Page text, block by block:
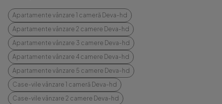
Apartamente vânzare 1 cameră Deva-hd
Apartamente vânzare 2 camere Deva-hd
Apartamente vânzare 3 camere Deva-hd
Apartamente vânzare 4 camere Deva-hd
Apartamente vânzare 5 camere Deva-hd
Case-vile vânzare 1 cameră Deva-hd
Case-vile vânzare 2 camere Deva-hd